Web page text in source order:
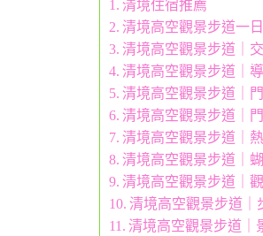
清境住宿推薦
清境高空觀景步道一
清境高空觀景步道｜
清境高空觀景步道｜
清境高空觀景步道｜
清境高空觀景步道｜
清境高空觀景步道｜
清境高空觀景步道｜
清境高空觀景步道｜
清境高空觀景步道｜
清境高空觀景步道｜